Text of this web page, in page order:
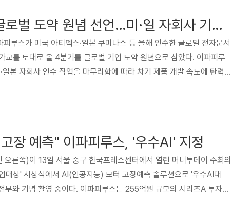
이파피루스, 4Q 글로벌 도약 원념 선언…미·일 자회사 기술 협력 제품 업그레이드
피루스가 미국 아티펙스·일본 쿠미나스 등 올해 인수한 글로벌 전자문서
교를 토대로 올 4분기를 글로벌 기업 도약 원년으로 삼았다. 이파피루
본 자회사 인수 작업을 마무리함에 따라 차기 제품 개발 속도에 탄력이
공략과 기존 제품 업그레이드를 대대적으로 동시 진행한다고 6일 밝
장 예측" 이파피루스, '우수AI' 지정
오른쪽)이 13일 서울 중구 한국프레스센터에서 열린 머니투데이 주최의
상' 시상식에서 AI(인공지능) 모터 고장예측 솔루션으로 '우수AI대
무와 기념 촬영 중이다. 이파피루스는 255억원 규모의 시리즈A 투자를